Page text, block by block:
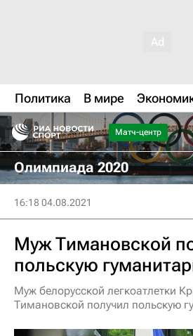
Политика В мире
Матч-центр
Олимпиада 2020
16:18 04.08.2021
Муж Тимановской
польскую
Муж белорусской легкоатлетки
Тимановской получил польскую